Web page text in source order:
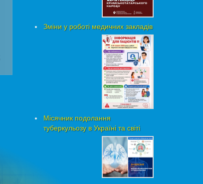
Зміни у роботі медичних закладів
Місячник подолання
туберкульозу в Україні та світі